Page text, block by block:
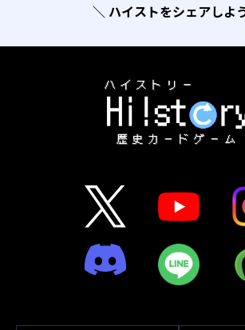
＼ ハイストをシェアしよ